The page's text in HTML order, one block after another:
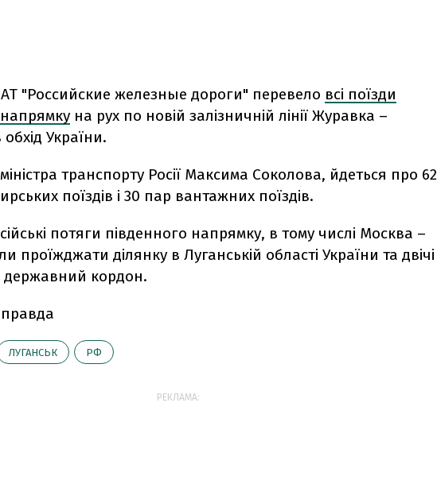
"Российские железные дороги" перевело всі поїзди
на рух по новій залізничній лінії Журавка –
України.
транспорту Росії Максима Соколова, йдеться про 62
поїздів і 30 пар вантажних поїздів.
потяги південного напрямку, в тому числі Москва –
проїжджати ділянку в Луганській області України та двічі
державний кордон.
ЛУГАНСЬК РФ
РЕКЛАМА: